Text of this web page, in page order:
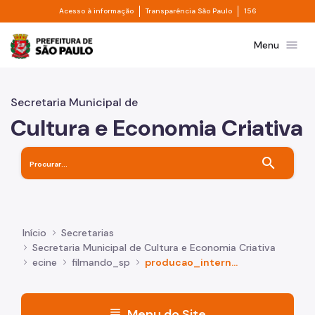
Pular para o Conteúdo principal
Acesso à informação Divisor de acesso à informação
Transparência São Paulo Divisor de
156
Prefeitura de São PauloMenu menu
Secretaria Municipal de
Cultura e Economia Criativa
search
Início
Secretarias
Secretaria Municipal de Cultura e Economia Criativa
ecine
filmando_sp producao_internacional
menu